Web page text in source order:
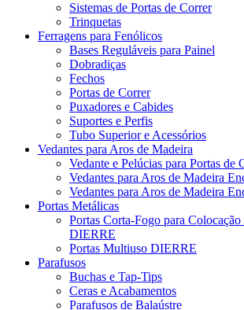
Sistemas de Portas de Correr
Trinquetas
Ferragens para Fenólicos
Bases Reguláveis para Painel
Dobradiças
Fechos
Portas de Correr
Puxadores e Cabides
Suportes e Perfis
Tubo Superior e Acessórios
Vedantes para Aros de Madeira
Vedante e Pelúcias para Portas de
Vedantes para Aros de Madeira
Vedantes para Aros de Madeira
Portas Metálicas
Portas Corta-Fogo para
DIERRE
Portas Multiuso DIERRE
Parafusos
Buchas e Tap-Tips
Ceras e Acabamentos
Parafusos de Balaústre